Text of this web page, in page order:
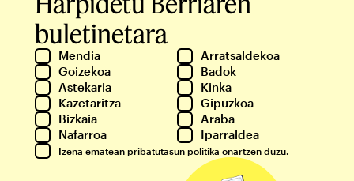
buletinetara
Mendia
Arratsaldekoa
Goizekoa
Badok
Astekaria
Kinka
Kazetaritza
Gipuzkoa
Bizkaia
Araba
Nafarroa
Iparraldea
Izena ematean pribatutasun politika onartzen duzu.